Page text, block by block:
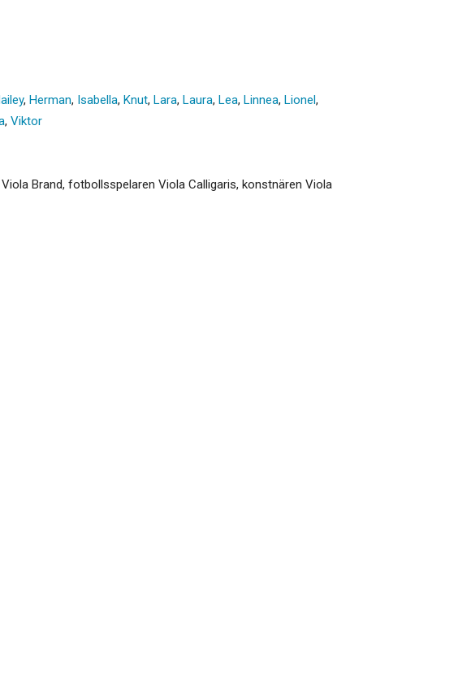
, Herman, Isabella, Knut, Lara, Laura, Lea, Linnea, Lionel,
, Viktor
Brand, fotbollsspelaren Viola Calligaris, konstnären Viola